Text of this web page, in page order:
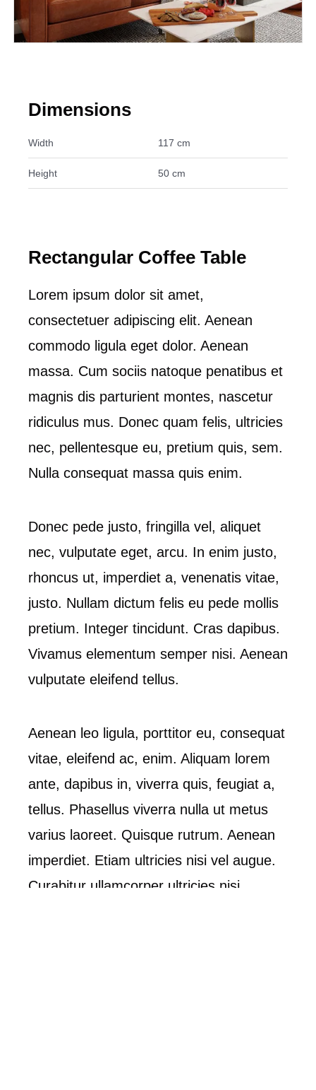
Dimensions
Width 117 cm
Height 50 cm
Rectangular Coffee Table
Lorem ipsum dolor sit amet,
consectetuer adipiscing elit. Aenean
commodo ligula eget dolor. Aenean
massa. Cum sociis natoque penatibus et
magnis dis parturient montes, nascetur
ridiculus mus. Donec quam felis, ultricies
nec, pellentesque eu, pretium quis, sem.
Nulla consequat massa quis enim.
Donec pede justo, fringilla vel, aliquet
nec, vulputate eget, arcu. In enim justo,
rhoncus ut, imperdiet a, venenatis vitae,
justo. Nullam dictum felis eu pede mollis
pretium. Integer tincidunt. Cras dapibus.
Vivamus elementum semper nisi. Aenean
vulputate eleifend tellus.
Aenean leo ligula, porttitor eu, consequat
vitae, eleifend ac, enim. Aliquam lorem
ante, dapibus in, viverra quis, feugiat a,
tellus. Phasellus viverra nulla ut metus
varius laoreet. Quisque rutrum. Aenean
imperdiet. Etiam ultricies nisi vel augue.
Curabitur ullamcorper ultricies nisi.